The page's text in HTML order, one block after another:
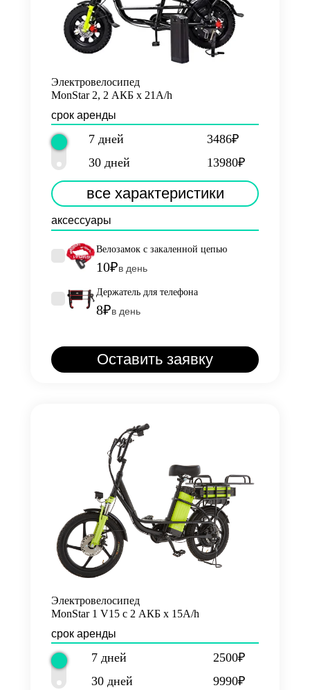
Электровелосипед
MonStar 2, 2 АКБ х 21A/h
срок аренды
7 дней
30 дней
3486₽
13980₽
все характеристики
аксессуары
Велозамок с закаленной цепью
10₽в день
Держатель для телефона
8₽в день
Оставить заявку
Электровелосипед
MonStar 1 V15 с 2 АКБ х 15A/h
срок аренды
7 дней
30 дней
2500₽
9990₽